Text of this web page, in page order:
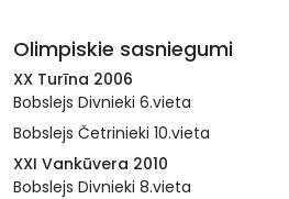
Olimpiskie sasniegumi
XX Turīna 2006
Bobslejs Divnieki 6.vieta
Bobslejs Četrinieki 10.vieta
XXI Vankūvera 2010
Bobslejs Divnieki 8.vieta